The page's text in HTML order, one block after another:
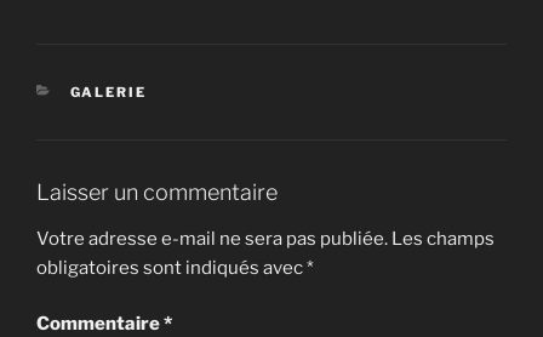
CATÉGORIES
GALERIE
Laisser un commentaire
Votre adresse e-mail ne sera pas publiée. Les champs
obligatoires sont indiqués avec*
Commentaire*